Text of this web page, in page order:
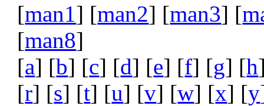
[man1 ] [man2] [man3] [
[man8]
[a] [b] [c] [d] [e] [f] [g] [h
[r] [s] [t] [u] [v] [w] [x] [y